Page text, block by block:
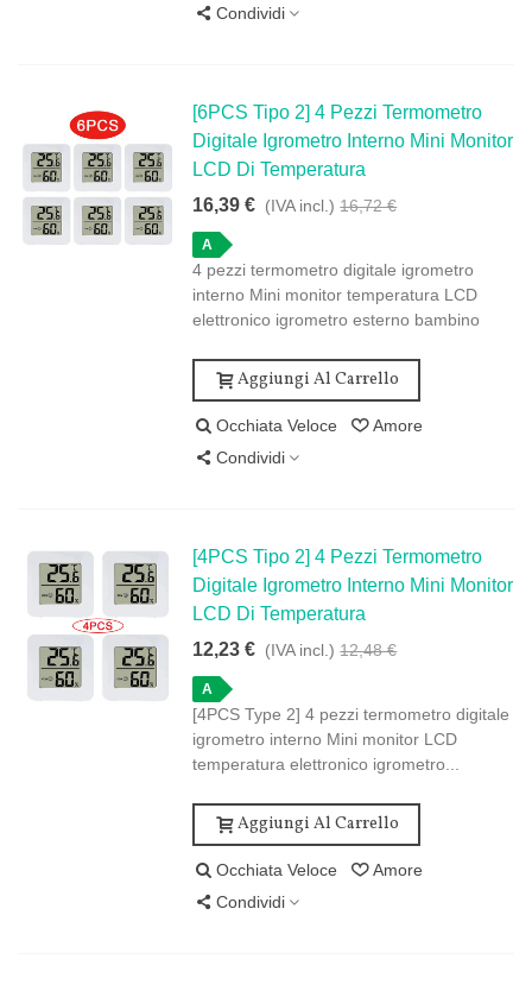
Condividi
[6PCS Tipo 2] 4 Pezzi Termometro
Digitale Igrometro Interno Mini Monitor
LCD Di Temperatura
16,39 € (IVA incl.) 16,72 €
A
4 pezzi termometro digitale igrometro
interno Mini monitor temperatura LCD
elettronico igrometro esterno bambino
Aggiungi Al Carrello
Occhiata Veloce
Amore
Condividi
[4PCS Tipo 2] 4 Pezzi Termometro
Digitale Igrometro Interno Mini Monitor
LCD Di Temperatura
12,23 € (IVA incl.) 12,48 €
A
[4PCS Type 2] 4 pezzi termometro digitale
igrometro interno Mini monitor LCD
temperatura elettronico igrometro...
Aggiungi Al Carrello
Occhiata Veloce
Amore
Condividi